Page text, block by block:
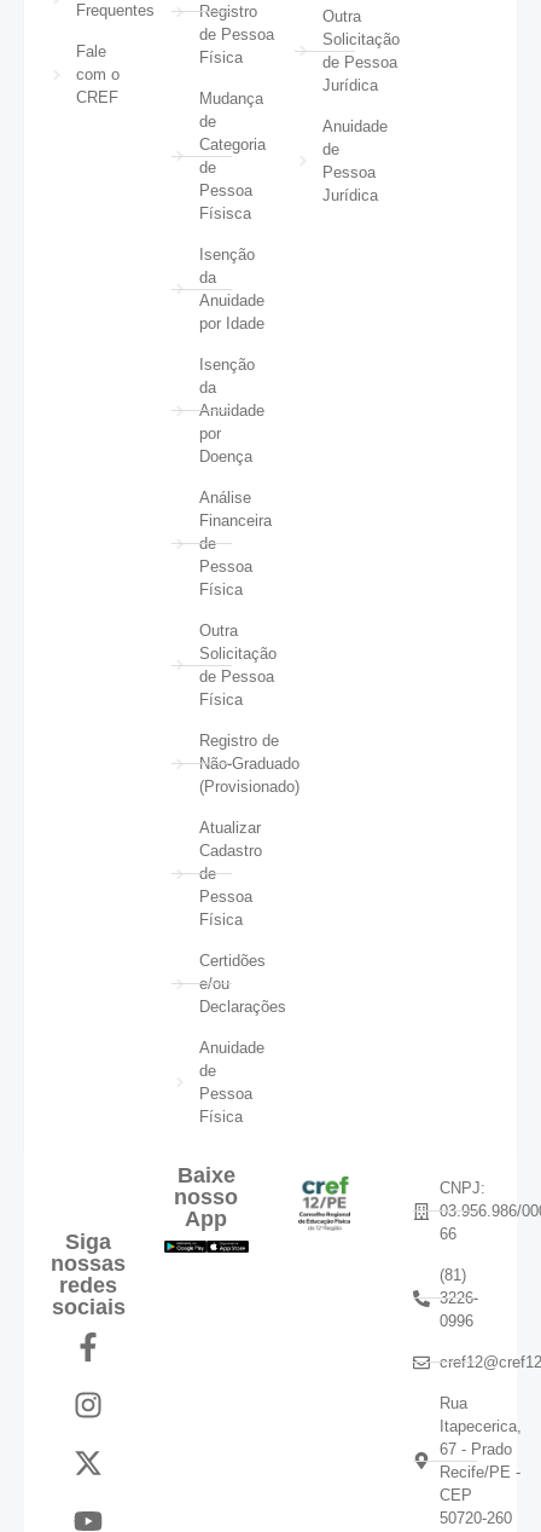
Frequentes
Fale
com o
CREF
Registro
de Pessoa
Física
Mudança
de
Categoria
de
Pessoa
Físisca
Isenção
da
Anuidade
por Idade
Isenção
da
Anuidade
por
Doença
Análise
Financeira
de
Pessoa
Física
Outra
Solicitação
de Pessoa
Física
Registro de
Não-Graduado
(Provisionado)
Atualizar
Cadastro
de
Pessoa
Física
Certidões
e/ou
Declarações
Anuidade
de
Pessoa
Física
Outra
Solicitação
de Pessoa
Jurídica
Anuidade
de
Pessoa
Jurídica
Siga
nossas
redes
sociais
Baixe
nosso
App
CNPJ:
03.956.986/
66
(81)
3226-
0996
Rua
Itapecerica,
67 - Prado
Recife/PE -
CEP
50720-260